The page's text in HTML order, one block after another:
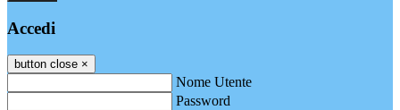
Accedi
button close ×
Nome Utente
Password